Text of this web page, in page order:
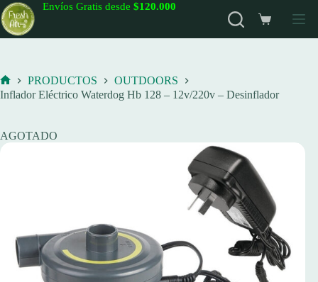
Saltar
al
contenido
Envíos Gratis desde $120.000
Carro
de
Inicio
PRODUCTOS
OUTDOORS
Inflador Eléctrico Waterdog Hb 128 – 12v/220v – Desinflador
AGOTADO